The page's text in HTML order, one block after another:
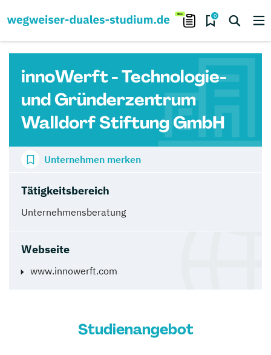
0
innoWerft - Technologie-
und Gründerzentrum
Walldorf Stiftung GmbH
Tätigkeitsbereich
Unternehmensberatung
Webseite
www.innowerft.com
Unternehmen merken
Studienangebot